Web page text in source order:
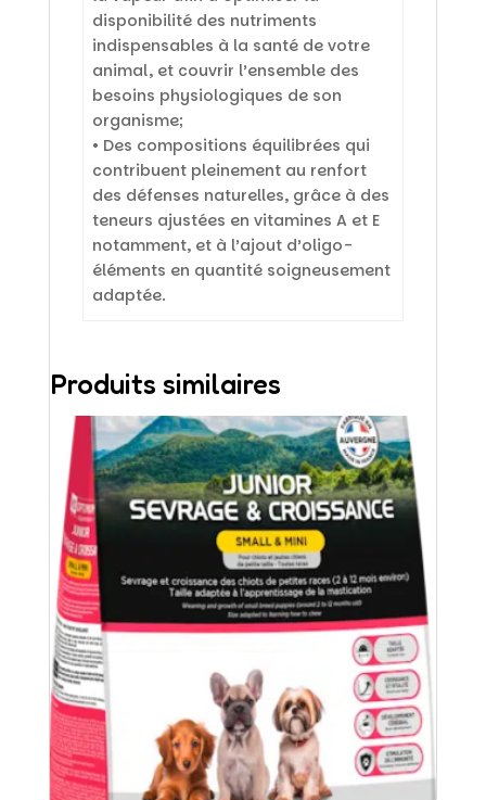
disponibilité des nutriments
indispensables à la santé de votre
animal, et couvrir l’ensemble des
besoins physiologiques de son
organisme;
• Des compositions équilibrées qui
contribuent pleinement au renfort
des défenses naturelles, grâce à des
teneurs ajustées en vitamines A et E
notamment, et à l’ajout d’oligo-
éléments en quantité soigneusement
adaptée.
Produits similaires